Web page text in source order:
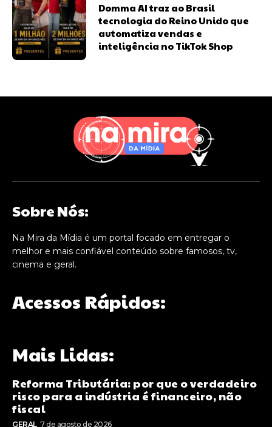
Domma AI traz ao Brasil
tecnologia do Reino Unido que
automatiza vendas e
inteligência no TikTok Shop
Sobre Nós:
Na Mira da Mídia é um portal focado em entregar o
melhor e mais confiável conteúdo sobre famosos, tv,
cinema e geral.
Acessos Rápidos:
Mais Lidas:
Reforma Tributária: por que o verdadeiro
risco para a indústria é financeiro, não
fiscal
GERAL 7 de agosto de 2026